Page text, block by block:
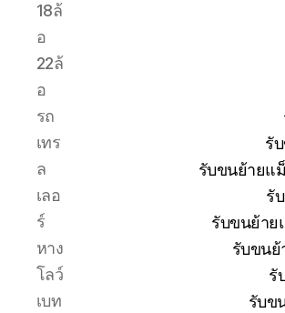
18ล้
อ
22ล้
อ
รถ
เทร
ล
เลอ
ร์
หาง
โลว์
เบท
รั
รับขนย้ายแ
รั
รับขนย้าย
รับขนย้
รั
รับข